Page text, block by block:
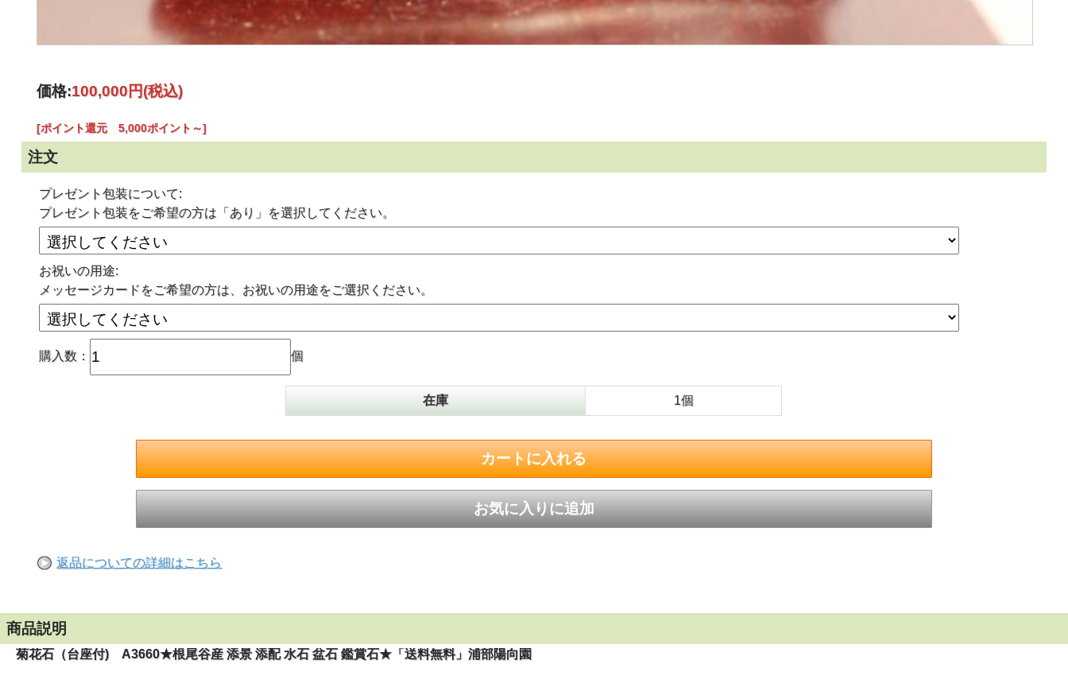
価格:100,000円(税込)
[ポイント還元 5,000ポイント～]
注文
プレゼント包装について:
プレゼント包装をご希望の方は「あり」を選択してください。
お祝いの用途:
メッセージカードをご希望の方は、お祝いの用途をご選択ください。
購入数： 個
在庫 1個
返品についての詳細はこちら
商品説明
菊花石（台座付) A3660★根尾谷産 添景 添配 水石 盆石 鑑賞石★「送料無料」浦部陽向園